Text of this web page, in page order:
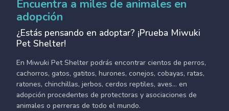
Encuentra a miles de animales en
adopción
¿Estás pensando en adoptar? ¡Prueba Miwuki
Pet Shelter!
En Miwuki Pet Shelter podrás encontrar cientos de perros,
cachorros, gatos, gatitos, hurones, conejos, cobayas, ratas,
ratones, chinchillas, jerbos, cerdos reptiles, aves... en
adopción procedentes de protectoras y asociaciones de
animales o perreras de todo el mundo.